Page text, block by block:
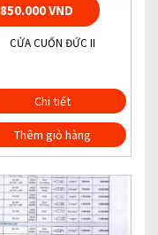
850.000 VND
CỬA CUỐN ĐỨC II
Chi tiết
Thêm giỏ hàng